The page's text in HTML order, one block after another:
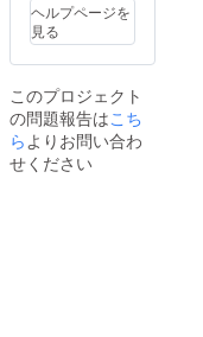
ヘルプページを
見る
このプロジェクト
の問題報告はこち
らよりお問い合わ
せください